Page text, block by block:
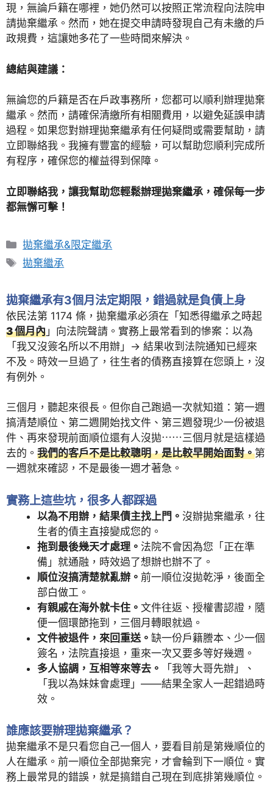
現，無論戶籍在哪裡，她仍然可以按照正常流程向法院申
請拋棄繼承。然而，她在提交申請時發現自己有未繳的戶
政規費，這讓她多花了一些時間來解決。
總結與建議：
無論您的戶籍是否在戶政事務所，您都可以順利辦理拋棄
繼承。然而，請確保清繳所有相關費用，以避免延誤申請
過程。如果您對辦理拋棄繼承有任何疑問或需要幫助，請
立即聯絡我。我擁有豐富的經驗，可以幫助您順利完成所
有程序，確保您的權益得到保障。
立即聯絡我，讓我幫助您輕鬆辦理拋棄繼承，確保每一步
都無懈可擊！
Categories
拋棄繼承&限定繼承
Tags
拋棄繼承
拋棄繼承有3個月法定期限，錯過就是負債上身
依民法第 1174 條，拋棄繼承必須在「知悉得繼承之時起
3 個月內 」向法院聲請。實務上最常看到的慘案：以為
「我又沒簽名所以不用辦」→ 結果收到法院通知已經來
不及。時效一旦過了，往生者的債務直接算在您頭上，沒
有例外。
三個月，聽起來很長。但你自己跑過一次就知道：第一週
搞清楚順位、第二週開始找文件、第三週發現少一份被退
件、再來發現前面順位還有人沒拋⋯⋯三個月就是這樣過
去的。 我們的客戶不是比較聰明，是比較早開始面對。第
一週就來確認，不是最後一週才著急。
實務上這些坑，很多人都踩過
以為不用辦，結果債主找上門。 沒辦拋棄繼承，往
生者的債主直接變成您的。
拖到最後幾天才處理。 法院不會因為您「正在準
備」就通融，時效過了想辦也辦不了。
順位沒搞清楚就亂辦。 前一順位沒拋乾淨，後面全
部白做工。
有親戚在海外就卡住。 文件往返、授權書認證，隨
便一個環節拖到，三個月轉眼就過。
文件被退件，來回重送。 缺一份戶籍謄本、少一個
簽名，法院直接退，重來一次又要多等好幾週。
多人協調，互相等來等去。
「我等大哥先辦」、
「我以為妹妹會處理」——結果全家人一起錯過時
效。
誰應該要辦理拋棄繼承？
拋棄繼承不是只看您自己一個人，要看目前是第幾順位的
人在繼承。前一順位全部拋棄完，才會輪到下一順位。實
務上最常見的錯誤，就是搞錯自己現在到底排第幾順位。